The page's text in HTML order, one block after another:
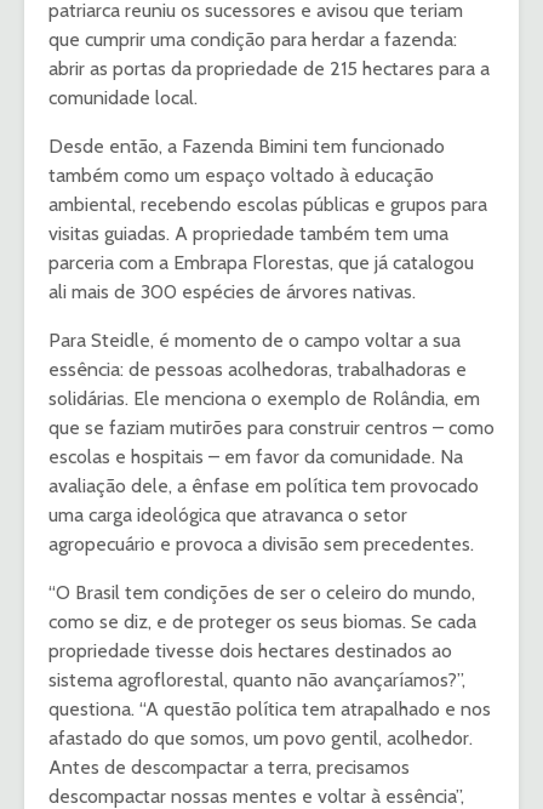
patriarca reuniu os sucessores e avisou que teriam
que cumprir uma condição para herdar a fazenda:
abrir as portas da propriedade de 215 hectares para a
comunidade local.
Desde então, a Fazenda Bimini tem funcionado
também como um espaço voltado à educação
ambiental, recebendo escolas públicas e grupos para
visitas guiadas. A propriedade também tem uma
parceria com a Embrapa Florestas, que já catalogou
ali mais de 300 espécies de árvores nativas.
Para Steidle, é momento de o campo voltar a sua
essência: de pessoas acolhedoras, trabalhadoras e
solidárias. Ele menciona o exemplo de Rolândia, em
que se faziam mutirões para construir centros – como
escolas e hospitais – em favor da comunidade. Na
avaliação dele, a ênfase em política tem provocado
uma carga ideológica que atravanca o setor
agropecuário e provoca a divisão sem precedentes.
“O Brasil tem condições de ser o celeiro do mundo,
como se diz, e de proteger os seus biomas. Se cada
propriedade tivesse dois hectares destinados ao
sistema agroflorestal, quanto não avançaríamos?”,
questiona. “A questão política tem atrapalhado e nos
afastado do que somos, um povo gentil, acolhedor.
Antes de descompactar a terra, precisamos
descompactar nossas mentes e voltar à essência”,